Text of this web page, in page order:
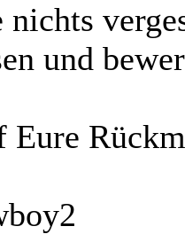
und
Eure